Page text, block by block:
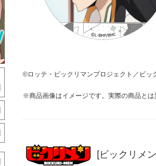
©ロッテ・ビックリマンプロジェクト／ビッ
※商品画像はイメージです。実際の商品と
[ビックリメ